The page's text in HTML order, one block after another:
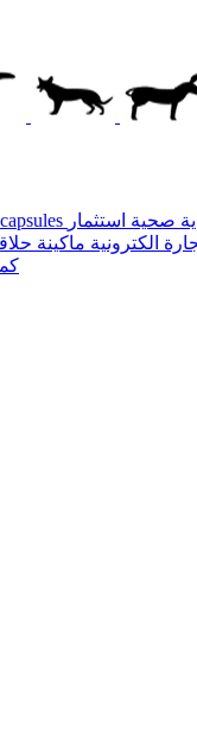
صحية
الكترونية ماكينة